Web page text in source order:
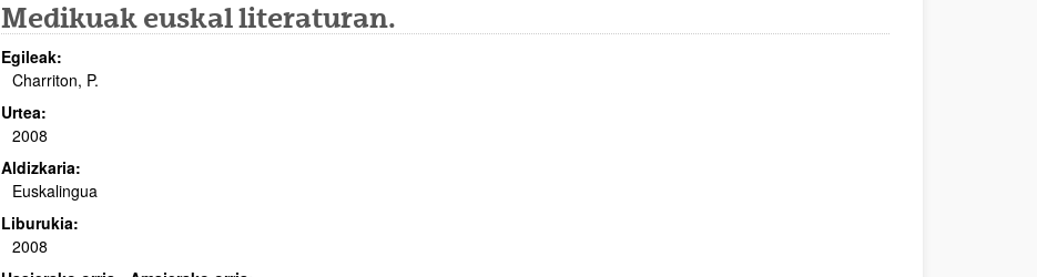
Medikuak euskal literaturan.
Egileak:
Charriton, P.
Urtea:
2008
Aldizkaria:
Euskalingua
Liburukia:
2008